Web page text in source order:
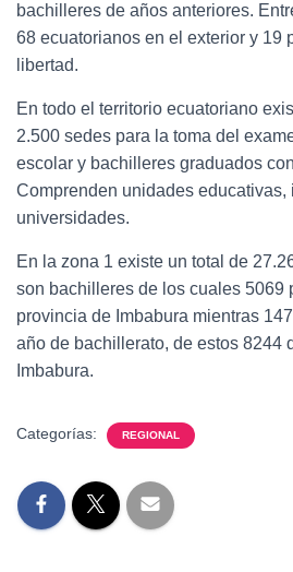
bachilleres de años anteriores.
68 ecuatorianos en el exterior y 19
libertad.
En todo el territorio ecuatoriano
2.500 sedes para la toma del
escolar y bachilleres graduados
Comprenden unidades educativas,
universidades.
En la zona 1 existe un total de
son bachilleres de los cuales 5069
provincia de Imbabura mientras
año de bachillerato, de estos 8244
Imbabura.
Categorías: REGIONAL